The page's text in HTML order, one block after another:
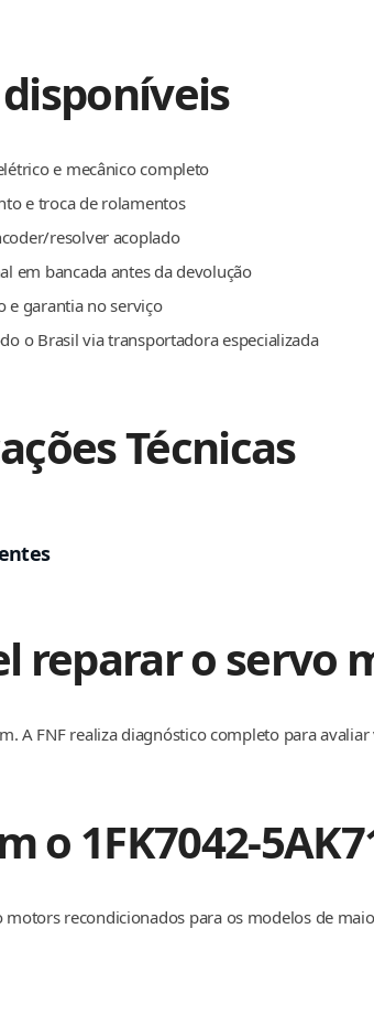
e mecânico completo
e troca de rolamentos
resolver acoplado
em bancada antes da devolução
e garantia no serviço
o Brasil via transportadora especializada
Técnicas
reparar o servo
A FNF realiza diagnóstico completo para
o 1FK7042-
motors recondicionados para os modelos de